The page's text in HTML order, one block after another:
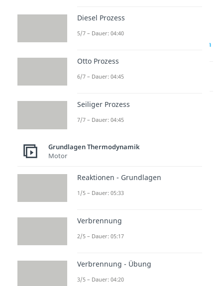
zur Videoseite: p-V & T-S Diagramm
Entdecke hier deine Chancen.
Weitere Inhalte:
Kreisprozesse
Intro Thermodynamik
Dauer: 01:08
Kreisprozesse
Dauer: 03:39
Diesel Prozess
5/7 – Dauer: 04:40
Otto Prozess
6/7 – Dauer: 04:45
Seiliger Prozess
7/7 – Dauer: 04:45
Grundlagen Thermodynamik
Motor
Reaktionen - Grundlagen
1/5 – Dauer: 05:33
Verbrennung
2/5 – Dauer: 05:17
Verbrennung - Übung
3/5 – Dauer: 04:20